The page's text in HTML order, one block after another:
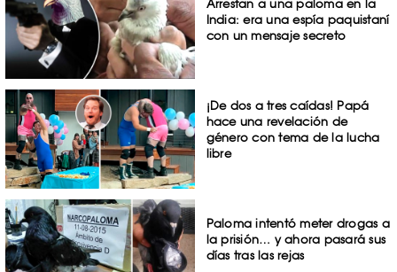
Arrestan a una paloma en la
India: era una espía paquistaní
con un mensaje secreto
¡De dos a tres caídas! Papá
hace una revelación de
género con tema de la lucha
libre
Paloma intentó meter drogas a
la prisión… y ahora pasará sus
días tras las rejas